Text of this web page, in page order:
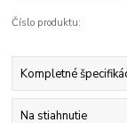
Číslo produktu:
Kompletné
Na stiahnutie